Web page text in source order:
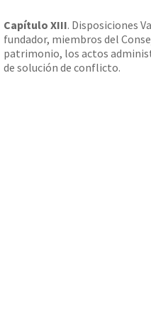
Capítulo XIII. Disposiciones
fundador, miembros del
patrimonio, los actos
de solución de conflicto.